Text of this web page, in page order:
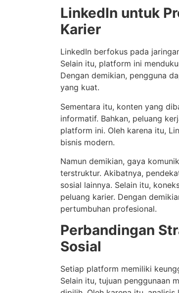
LinkedIn untuk
Karier
LinkedIn berfokus pada
Selain itu, platform ini
Dengan demikian, pengguna
yang kuat.
Sementara itu, konten yang
informatif. Bahkan, peluang
platform ini. Oleh karena itu,
bisnis modern.
Namun demikian, gaya
terstruktur. Akibatnya,
sosial lainnya. Selain itu,
peluang karier. Dengan
pertumbuhan profesional.
Perbandingan
Sosial
Setiap platform memiliki
Selain itu, tujuan penggunaan